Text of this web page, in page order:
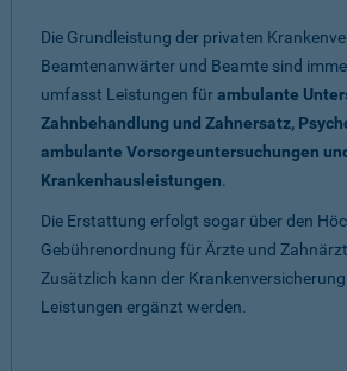
Die Grundleistung der privaten
Beamtenanwärter und Beamte sind
umfasst Leistungen fürambulante
Zahnbehandlung und Zahnersatz,
ambulante Vorsorgeuntersuchungen
Krankenhausleistungen.
Die Erstattung erfolgt sogar über den
Gebührenordnung für Ärzte und
Zusätzlich kann der
Leistungen ergänzt werden.